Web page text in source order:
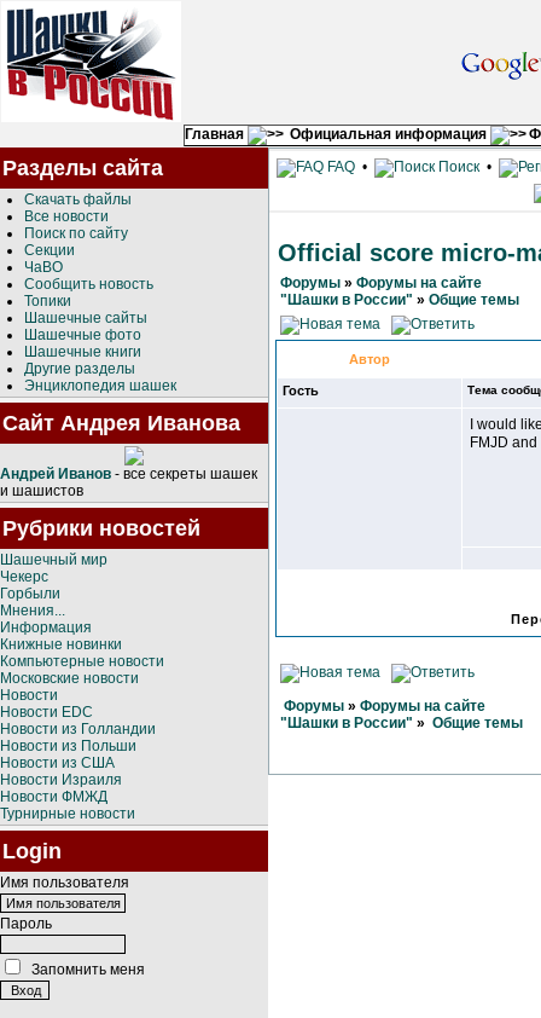
Главная Официальная информация
Разделы сайта
Скачать файлы
Все новости
Поиск по сайту
Секции
ЧаВО
Сообщить новость
Топики
Шашечные сайты
Шашечные фото
Шашечные книги
Другие разделы
Энциклопедия шашек
Сайт Андрея Иванова
Андрей Иванов - все секреты шашек
и шашистов
Рубрики новостей
Шашечный мир
Чекерс
Горбыли
Мнения...
Информация
Книжные новинки
Компьютерные новости
Московские новости
Новости
Новости EDC
Новости из Голландии
Новости из Польши
Новости из США
Новости Израиля
Новости ФМЖД
Турнирные новости
Login
Имя пользователя
Пароль
Запомнить меня
FAQ • Поиск •
Official score micro-
Форумы » Форумы на сайте
"Шашки в России" » Общие темы
Автор
Гость Тема
I would
FMJD and
Форумы » Форумы на сайте
"Шашки в России" » Общие темы